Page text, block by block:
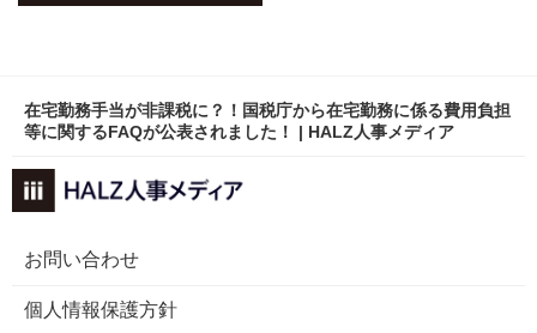
在宅勤務手当が非課税に？！国税庁から在宅勤務に係る費用負担
等に関するFAQが公表されました！ | HALZ人事メディア
お問い合わせ
個人情報保護方針